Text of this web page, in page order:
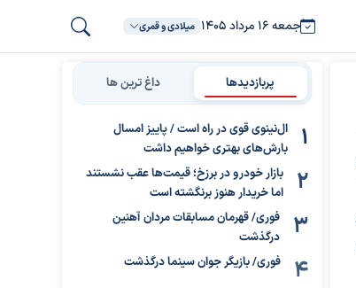
جمعه ۱۶ مرداد ۱۴۰۵ میلادی و قمری
پربازدیدها داغ ترین ها
ال‌نینوی قوی در راه است / پاییز امسال
بارش‌های بهتری خواهیم داشت
بازار خودرو در برزخ؛ قیمت‌ها عقب نشستند
اما خریدار هنوز برنگشته است
فوری/ قهرمان مسابقات مردان آهنین
درگذشت
فوری/ بازیگر جوان سینما درگذشت